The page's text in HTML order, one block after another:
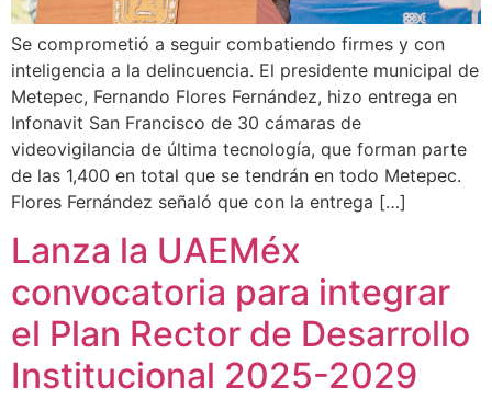
Se comprometió a seguir combatiendo firmes y con
inteligencia a la delincuencia. El presidente municipal de
Metepec, Fernando Flores Fernández, hizo entrega en
Infonavit San Francisco de 30 cámaras de
videovigilancia de última tecnología, que forman parte
de las 1,400 en total que se tendrán en todo Metepec.
Flores Fernández señaló que con la entrega […]
Lanza la UAEMéx
convocatoria para integrar
el Plan Rector de Desarrollo
Institucional 2025-2029